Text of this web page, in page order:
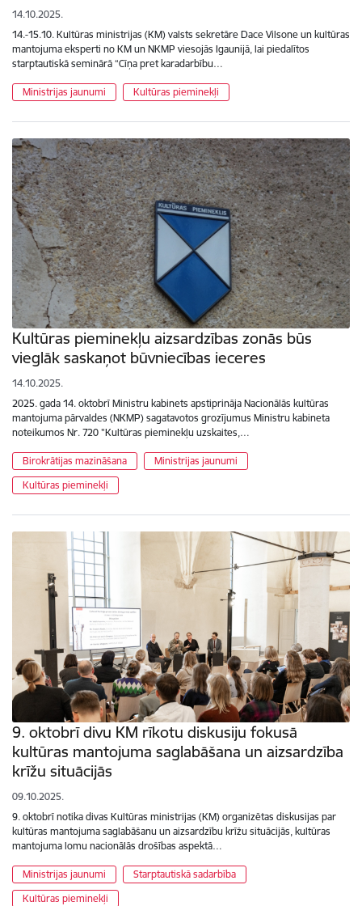
14.10.2025.
14.-15.10. Kultūras ministrijas (KM) valsts sekretāre Dace Vilsone un kultūras
mantojuma eksperti no KM un NKMP viesojās Igaunijā, lai piedalītos
starptautiskā seminārā “Cīņa pret karadarbību…
Ministrijas jaunumi Kultūras pieminekļi
Kultūras pieminekļu aizsardzības zonās būs
vieglāk saskaņot būvniecības ieceres
14.10.2025.
2025. gada 14. oktobrī Ministru kabinets apstiprināja Nacionālās kultūras
mantojuma pārvaldes (NKMP) sagatavotos grozījumus Ministru kabineta
noteikumos Nr. 720 "Kultūras pieminekļu uzskaites,…
Birokrātijas mazināšana
Ministrijas jaunumi
Kultūras pieminekļi
9. oktobrī divu KM rīkotu diskusiju fokusā
kultūras mantojuma saglabāšana un aizsardzība
krīžu situācijās
09.10.2025.
9. oktobrī notika divas Kultūras ministrijas (KM) organizētas diskusijas par
kultūras mantojuma saglabāšanu un aizsardzību krīžu situācijās, kultūras
mantojuma lomu nacionālās drošības aspektā…
Ministrijas jaunumi
Starptautiskā sadarbība
Kultūras pieminekļi